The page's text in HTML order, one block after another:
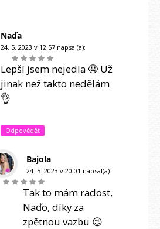
Naďa
24. 5. 2023 v 12:57 napsal(a):
Lepší jsem nejedla 🤤 Už
jinak než takto nedělám
👌
Odpovědět
Bajola
24. 5. 2023 v 20:01 napsal(a):
Tak to mám radost,
Naďo, díky za
zpětnou vazbu 😉